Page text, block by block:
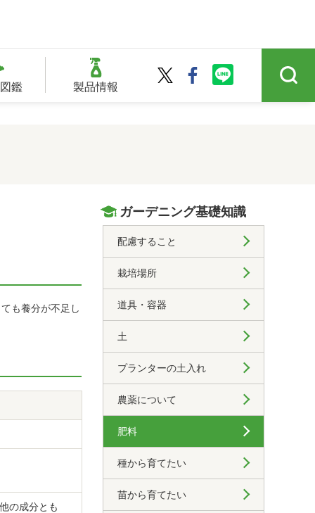
鑑 製品情報
も養分が不足し
の成分とも
ガーデニング基礎知識
配慮すること
栽培場所
道具・容器
土
プランターの土入れ
農薬について
肥料
種から育てたい
苗から育てたい